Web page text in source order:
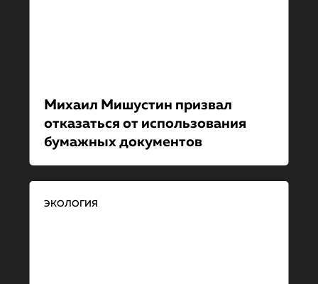
Михаил Мишустин призвал
отказаться от использова­ния
бумажных документов
ЭКОЛОГИЯ